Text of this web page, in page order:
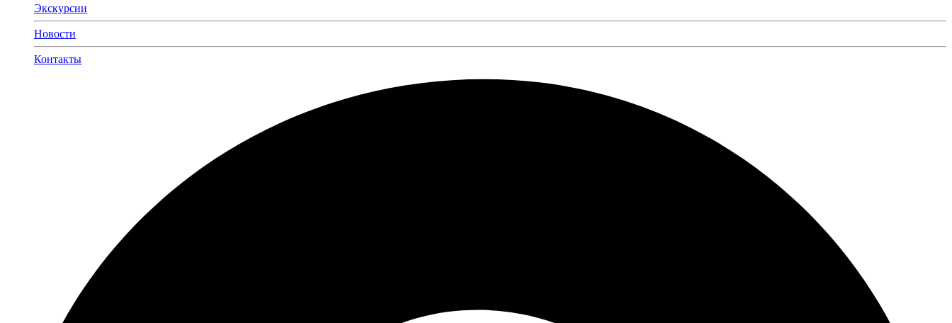
Экскурсии
Новости
Контакты